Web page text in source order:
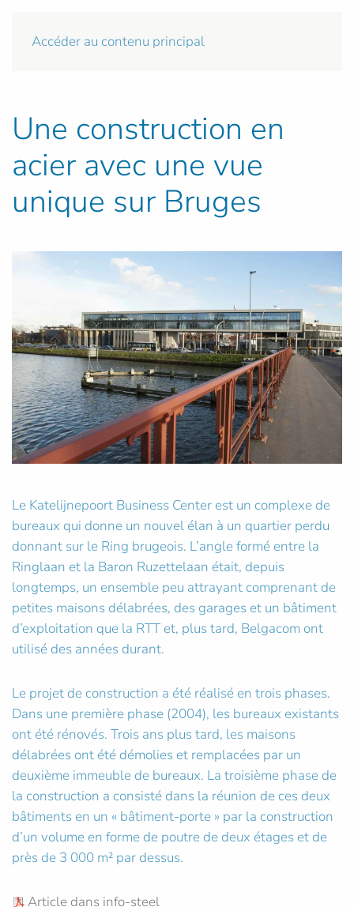
Accéder au contenu principal
Une construction en
acier avec une vue
unique sur Bruges
Le Katelijnepoort Business Center est un complexe de
bureaux qui donne un nouvel élan à un quartier perdu
donnant sur le Ring brugeois. L’angle formé entre la
Ringlaan et la Baron Ruzettelaan était, depuis
longtemps, un ensemble peu attrayant comprenant de
petites maisons délabrées, des garages et un bâtiment
d’exploitation que la RTT et, plus tard, Belgacom ont
utilisé des années durant.
Le projet de construction a été réalisé en trois phases.
Dans une première phase (2004), les bureaux existants
ont été rénovés. Trois ans plus tard, les maisons
délabrées ont été démolies et remplacées par un
deuxième immeuble de bureaux. La troisième phase de
la construction a consisté dans la réunion de ces deux
bâtiments en un « bâtiment-porte » par la construction
d’un volume en forme de poutre de deux étages et de
près de 3 000 m² par dessus.
Article dans info-steel